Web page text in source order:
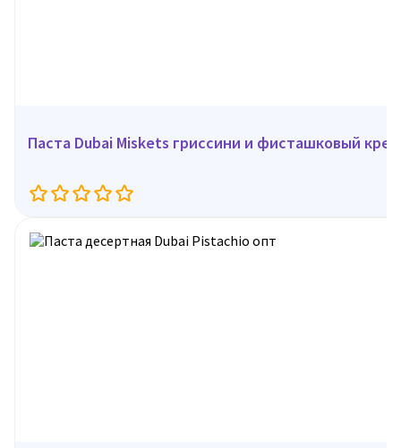
Паста Dubai Miskets гриссини и фисташковый